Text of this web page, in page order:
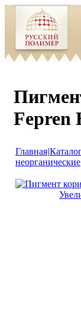
Fepren
Главная|
неорганические